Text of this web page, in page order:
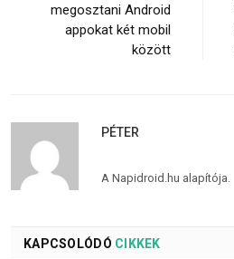
megosztani Android
appokat két mobil
között
PÉTER
A Napidroid.hu alapítója.
KAPCSOLÓDÓ CIKKEK